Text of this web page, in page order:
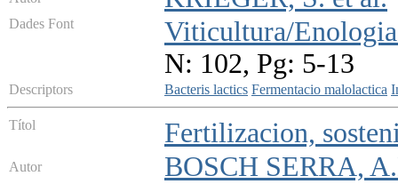
Dades Font
Viticultura/
N: 102, Pg: 5-13
Descriptors Bacteris lactics Fermentacio malolactica
Títol Fertilizacion,
Autor BOSCH SERRA,